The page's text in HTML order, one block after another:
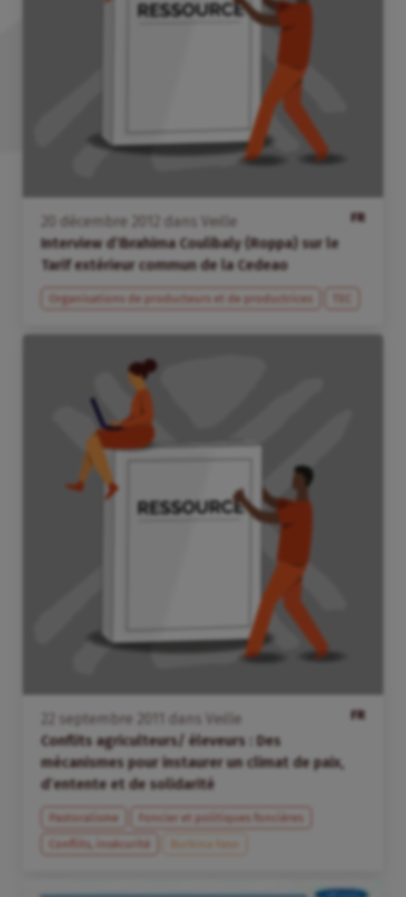
FR
décembre dans
Veille
Interview d’Ibrahima Coulibaly (Roppa) sur le
Tarif extérieur commun de la Cedeao
Organisations de producteurs et de productrices
FR
septembre dans
Veille
Conflits agriculteurs/ éleveurs : Des
mécanismes pour instaurer un climat de paix,
d’entente et de solidarité
Pastoralisme
Foncier et politiques foncières
Conflits, insécurité
Burkina Faso